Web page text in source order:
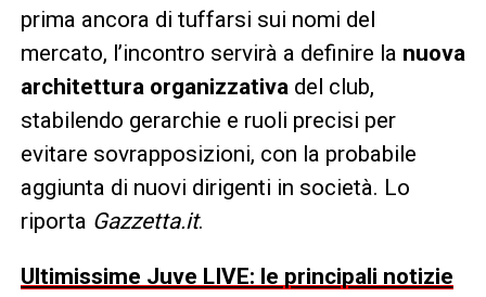
prima ancora di tuffarsi sui nomi del
mercato, l’incontro servirà a definire la nuova
architettura organizzativadel club,
stabilendo gerarchie e ruoli precisi per
evitare sovrapposizioni, con la probabile
aggiunta di nuovi dirigenti in società. Lo
riporta Gazzetta.it.
Ultimissime Juve LIVE: le principali notizie